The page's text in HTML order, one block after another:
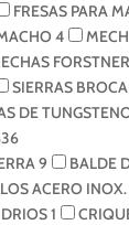
FRESAS PARA
4
FORSTNER
SIERRAS
DE
9 BALDE
ACERO
1